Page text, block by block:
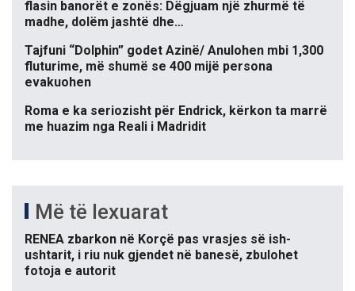
flasin banorët e zonës: Dëgjuam një zhurmë të
madhe, dolëm jashtë dhe…
Tajfuni “Dolphin” godet Azinë/ Anulohen mbi 1,300
fluturime, më shumë se 400 mijë persona
evakuohen
Roma e ka seriozisht për Endrick, kërkon ta marrë
me huazim nga Reali i Madridit
Më të lexuarat
RENEA zbarkon në Korçë pas vrasjes së ish-
ushtarit, i riu nuk gjendet në banesë, zbulohet
fotoja e autorit